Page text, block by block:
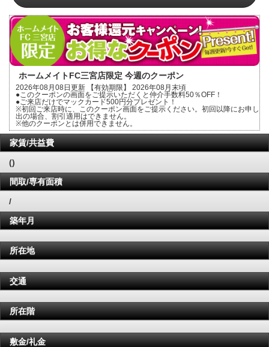
ホームメイトFC三宮店限定 今週のクーポン
2026年08月08日更新 【有効期限】 2026年08月末頃
●このクーポンの画面をご提示いただくと仲介手数料50％OFF！
●ご来店だけでマックカード500円分プレゼント！
※初回ご来店時に、このクーポン画面をご提示ください。初回以降にお申し
出の場合、割引適用はできません。
※他のクーポンとは併用できません。
家賃/共益費
()
間取/専有面積
/
築年月
所在地
交通
所在階
敷金/礼金